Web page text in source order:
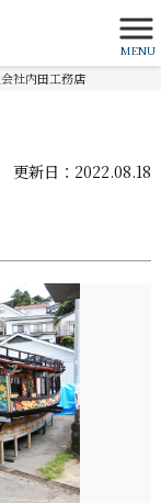
MENU
社内田工務店
更新日： 2022.08.18